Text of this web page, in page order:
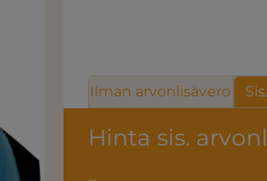
Hinta sis.
...
Ilman arvonlisävero